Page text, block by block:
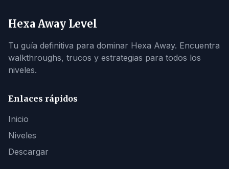
Hexa Away Level
Tu guía definitiva para dominar Hexa Away. Encuentra
walkthroughs, trucos y estrategias para todos los
niveles.
Enlaces rápidos
Inicio
Niveles
Descargar